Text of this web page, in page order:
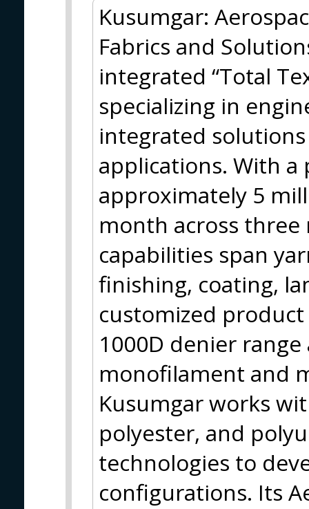
Kusumgar:
Fabrics and
integrated “Total
specializing in
integrated
applications. With
approximately 5
month across
capabilities span
finishing, coating,
customized
1000D denier
monofilament and
Kusumgar works
polyester, and
technologies to
configurations. Its